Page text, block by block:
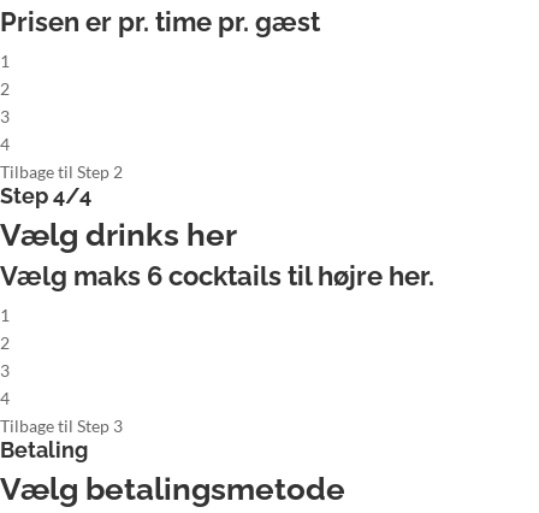
Prisen er pr. time pr. gæst
1
2
3
4
Tilbage til Step 2
Step 4/4
Vælg drinks her
Vælg maks 6cocktails til højre her.
1
2
3
4
Tilbage til Step 3
Betaling
Vælg betalingsmetode